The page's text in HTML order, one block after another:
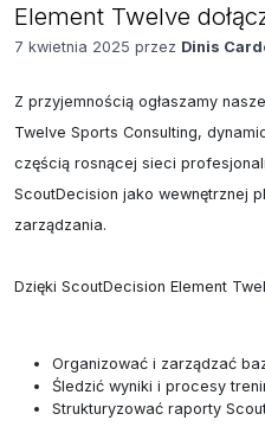
Element Twelve
7 kwietnia 2025 przez Dinis
Z przyjemnością ogłaszamy
Twelve Sports Consulting,
częścią rosnącej sieci
ScoutDecision jako wewnętrznej
zarządzania.
Dzięki ScoutDecision Element
Organizować i zarządzać
Śledzić wyniki i procesy
Strukturyzować raporty